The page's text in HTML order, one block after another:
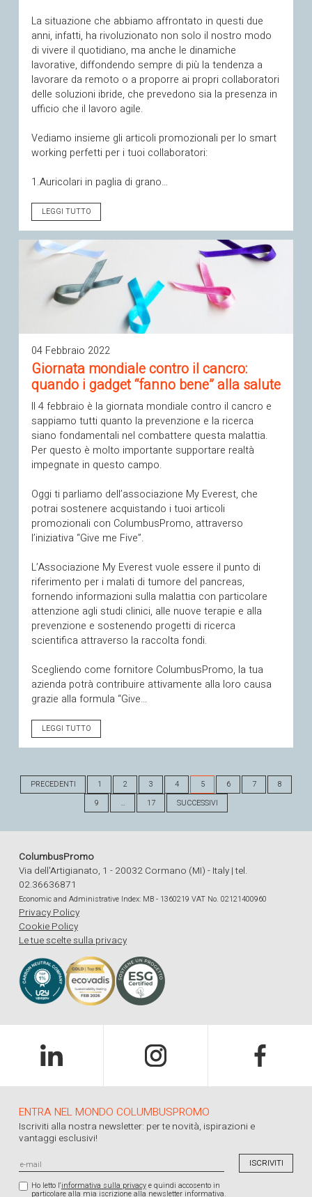
La situazione che abbiamo affrontato in questi due
anni, infatti, ha rivoluzionato non solo il nostro modo
di vivere il quotidiano, ma anche le dinamiche
lavorative, diffondendo sempre di più la tendenza a
lavorare da remoto o a proporre ai propri collaboratori
delle soluzioni ibride, che prevedono sia la presenza in
ufficio che il lavoro agile.
Vediamo insieme gli articoli promozionali per lo smart
working perfetti per i tuoi collaboratori:
1.Auricolari in paglia di grano…
LEGGI TUTTO
04 Febbraio 2022
Giornata mondiale contro il cancro:
quando i gadget “fanno bene” alla salute
Il 4 febbraio è la giornata mondiale contro il cancro e
sappiamo tutti quanto la prevenzione e la ricerca
siano fondamentali nel combattere questa malattia.
Per questo è molto importante supportare realtà
impegnate in questo campo.
Oggi ti parliamo dell’associazione My Everest, che
potrai sostenere acquistando i tuoi articoli
promozionali con ColumbusPromo, attraverso
l’iniziativa “Give me Five”.
L’Associazione My Everest vuole essere il punto di
riferimento per i malati di tumore del pancreas,
fornendo informazioni sulla malattia con particolare
attenzione agli studi clinici, alle nuove terapie e alla
prevenzione e sostenendo progetti di ricerca
scientifica attraverso la raccolta fondi.
Scegliendo come fornitore ColumbusPromo, la tua
azienda potrà contribuire attivamente alla loro causa
grazie alla formula “Give…
LEGGI TUTTO
PRECEDENTI 1 2 3 4 5 6 7
8
9
… 17 SUCCESSIVI
ColumbusPromo
Via dell'Artigianato, 1 - 20032 Cormano (MI) - Italy | tel.
02.36636871
Economic and Administrative Index: MB - 1360219 VAT No. 02121400960
Privacy Policy
Cookie Policy
Le tue scelte sulla privacy
ENTRA NEL MONDO COLUMBUSPROMO
Iscriviti alla nostra newsletter: per te novità, ispirazioni e
vantaggi esclusivi!
Ho letto l'informativa sulla privacye quindi accosento in
particolare alla mia iscrizione alla newsletter informativa.